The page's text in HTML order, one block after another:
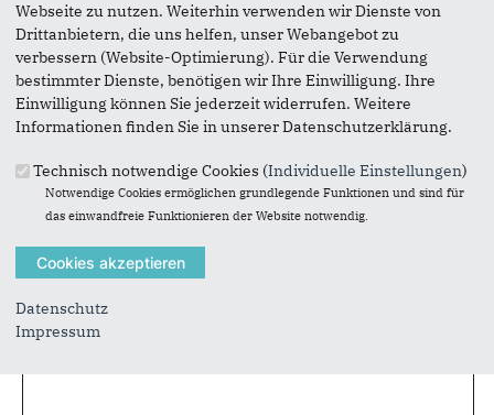
Anmerkung: Ihre E-Mail-Adresse wird benötigt um die
Personen, denen Sie die Seite weiterempfehlen, zu
informieren, von wem die Empfehlung kommt, und dass es
kein Spam ist.
Das mit * gekennzeichnete Feld ist ein Pflichtfeld.
Eigene E-Mail-Adresse *
Eigener Name*
Senden an
Webseite zu nutzen. Weiterhin verwenden wir Dienste von
Drittanbietern, die uns helfen, unser Webangebot zu
verbessern (Website-Optimierung). Für die Verwendung
bestimmter Dienste, benötigen wir Ihre Einwilligung. Ihre
Einwilligung können Sie jederzeit widerrufen. Weitere
Informationen finden Sie in unserer Datenschutzerklärung.
Technisch notwendige Cookies (Individuelle Einstellungen)
Notwendige Cookies ermöglichen grundlegende Funktionen und sind für
das einwandfreie Funktionieren der Website notwendig.
Datenschutz
Impressum